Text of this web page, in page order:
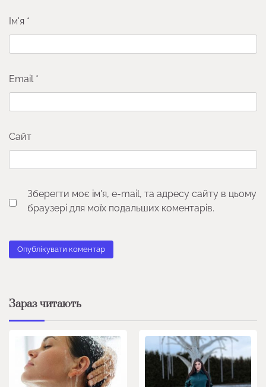
Ім'я *
Email *
Сайт
Зберегти моє ім'я, e-mail, та адресу сайту в цьому
браузері для моїх подальших коментарів.
Зараз читають